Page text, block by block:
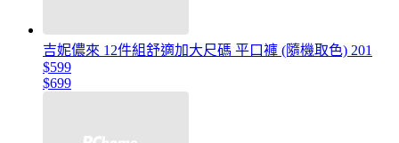
吉妮儂來 12件組舒適加大尺碼 平口褲 (隨機取色) 201
$599
$699